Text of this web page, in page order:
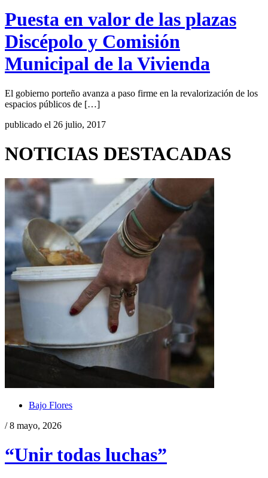
Puesta en valor de las plazas
Discépolo y Comisión
Municipal de la Vivienda
El gobierno porteño avanza a paso firme en la revalorización de los
espacios públicos de […]
publicado el 26 julio, 2017
NOTICIAS DESTACADAS
Bajo Flores
/ 8 mayo, 2026
“Unir todas luchas”